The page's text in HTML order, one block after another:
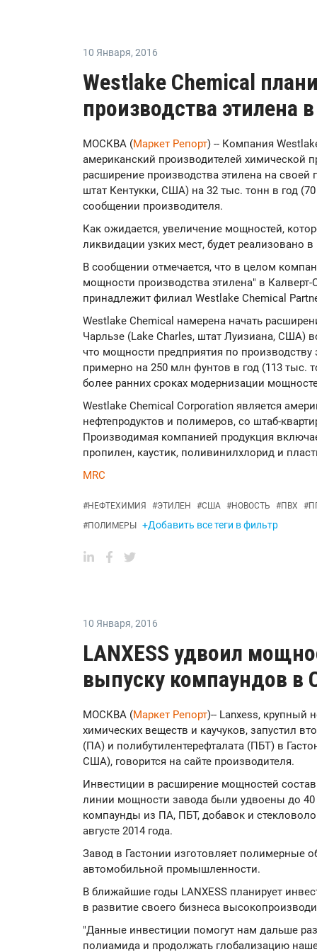
10 Января, 2016
Westlake Chemical
производства этилена
МОСКВА (Маркет Репорт) -- Компания
американский производителей химической
расширение производства этилена на своей
штат Кентукки, США) на 32 тыс. тонн в год
сообщении производителя.
Как ожидается, увеличение мощностей,
ликвидации узких мест, будет реализовано
В сообщении отмечается, что в целом
мощности производства этилена" в
принадлежит филиал Westlake Chemical
Westlake Chemical намерена начать
Чарльзе (Lake Charles, штат Луизиана, США)
что мощности предприятия по производству
примерно на 250 млн фунтов в год (113 тыс.
более ранних сроках модернизации
Westlake Chemical Corporation является
нефтепродуктов и полимеров, со штаб-
Производимая компанией продукция
пропилен, каустик, поливинилхлорид и
MRC
#НЕФТЕХИМИЯ #ЭТИЛЕН #США #НОВОСТЬ #ПВХ #
#ПОЛИМЕРЫ +Добавить все теги в фильтр
10 Января, 2016
LANXESS удвоил
выпуску компаундов в
МОСКВА (Маркет Репорт)-- Lanxess, крупный
химических веществ и каучуков, запустил
(ПА) и полибутилентерефталата (ПБТ) в
США), говорится на сайте производителя.
Инвестиции в расширение мощностей
линии мощности завода были удвоены до 40
компаунды из ПА, ПБТ, добавок и
августе 2014 года.
Завод в Гастонии изготовляет полимерные
автомобильной промышленности.
В ближайшие годы LANXESS планирует
в развитие своего бизнеса
"Данные инвестиции помогут нам дальше
полиамида и продолжать глобализацию